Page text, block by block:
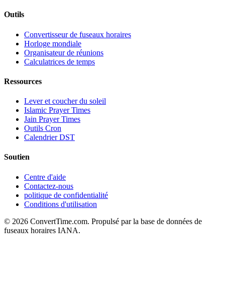
Outils
Convertisseur de fuseaux horaires
Horloge mondiale
Organisateur de réunions
Calculatrices de temps
Ressources
Lever et coucher du soleil
Islamic Prayer Times
Jain Prayer Times
Outils Cron
Calendrier DST
Soutien
Centre d'aide
Contactez-nous
politique de confidentialité
Conditions d'utilisation
© 2026 ConvertTime.com. Propulsé par la base de données de
fuseaux horaires IANA.